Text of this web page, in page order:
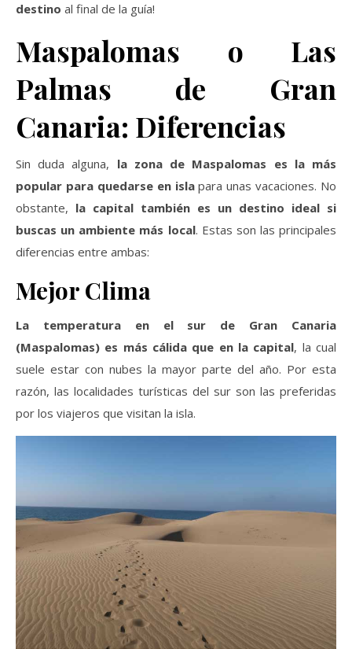
destino al final de la guía!
Maspalomas o Las
Palmas de Gran
Canaria: Diferencias
Sin duda alguna, la zona de Maspalomas es la más
popular para quedarse en islapara unas vacaciones. No
obstante, la capital también es un destino ideal si
buscas un ambiente más local. Estas son las principales
diferencias entre ambas:
Mejor Clima
La temperatura en el sur de Gran Canaria
(Maspalomas) es más cálida que en la capital, la cual
suele estar con nubes la mayor parte del año. Por esta
razón, las localidades turísticas del sur son las preferidas
por los viajeros que visitan la isla.